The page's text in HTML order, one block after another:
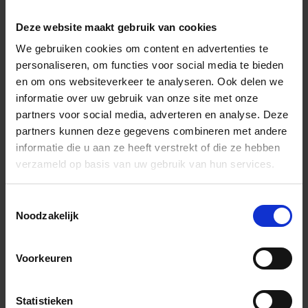
Deze website maakt gebruik van cookies
We gebruiken cookies om content en advertenties te
personaliseren, om functies voor social media te bieden
en om ons websiteverkeer te analyseren. Ook delen we
informatie over uw gebruik van onze site met onze
partners voor social media, adverteren en analyse. Deze
partners kunnen deze gegevens combineren met andere
informatie die u aan ze heeft verstrekt of die ze hebben
verzameld op basis van uw gebruik van hun services.
Noodzakelijk
Voorkeuren
Statistieken
Onze verkoopspecialisten staan graag voor je klaar:
Za 10.00 – 15.00
+31 (0) 478 - 69 11 63 Productaanvraag
Andere Series van Schlüter Systems
Alternatieve producten